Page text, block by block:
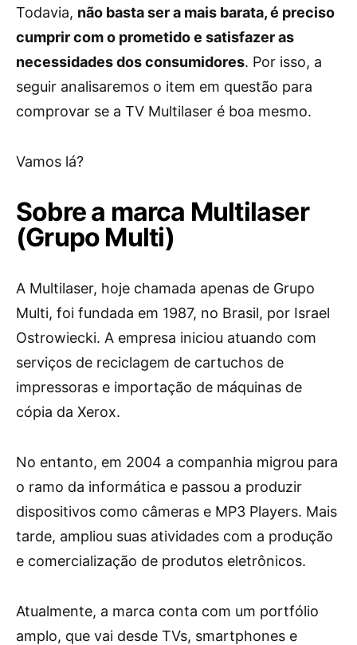
Todavia, não basta ser a mais barata, é preciso
cumprir com o prometido e satisfazer as
necessidades dos consumidores. Por isso, a
seguir analisaremos o item em questão para
comprovar se a TV Multilaser é boa mesmo.
Vamos lá?
Sobre a marca Multilaser
(Grupo Multi)
A Multilaser, hoje chamada apenas de Grupo
Multi, foi fundada em 1987, no Brasil, por Israel
Ostrowiecki. A empresa iniciou atuando com
serviços de reciclagem de cartuchos de
impressoras e importação de máquinas de
cópia da Xerox.
No entanto, em 2004 a companhia migrou para
o ramo da informática e passou a produzir
dispositivos como câmeras e MP3 Players. Mais
tarde, ampliou suas atividades com a produção
e comercialização de produtos eletrônicos.
Atualmente, a marca conta com um portfólio
amplo, que vai desde TVs, smartphones e